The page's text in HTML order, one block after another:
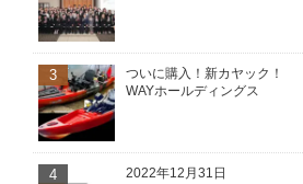
3
ついに購入！新カヤック！
WAYホールディングス
4 2022年12月31日